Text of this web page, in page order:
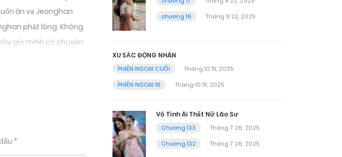
ăn vạ Jeonghan
phật lòng. Không
giờ mình có chuyện
cũng không thật sự
xoăn màu nâu hạt
*
chương 16
Tháng 8 22, 2025
XU SẮC ĐỘNG NHÂN
PHIÊN NGOẠI CUỐI
Tháng 10 15, 2025
PHIÊN NGOẠI 16
Tháng 10 15, 2025
Vô Tình Ái Thất Nữ Lão Sư
Chương 133
Tháng 7 26, 2025
Chương 132
Tháng 7 26, 2025